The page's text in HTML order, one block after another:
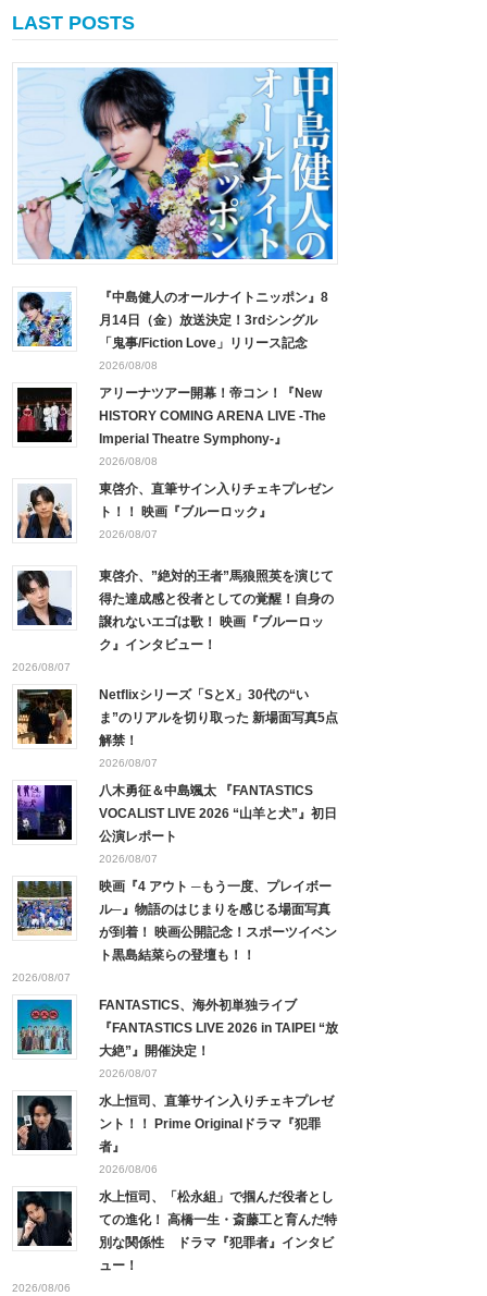
LAST POSTS
『中島健人のオールナイトニッポン』8
月14日（金）放送決定！3rdシングル
「鬼事/Fiction Love」リリース記念
2026/08/08
アリーナツアー開幕！帝コン！『New
HISTORY COMING ARENA LIVE -The
Imperial Theatre Symphony-』
2026/08/08
東啓介、直筆サイン入りチェキプレゼン
ト！！ 映画『ブルーロック』
2026/08/07
東啓介、”絶対的王者”馬狼照英を演じて
得た達成感と役者としての覚醒！自身の
譲れないエゴは歌！ 映画『ブルーロッ
ク』インタビュー！
2026/08/07
Netflixシリーズ「SとX」30代の“い
ま”のリアルを切り取った 新場面写真5点
解禁！
2026/08/07
八木勇征＆中島颯太 『FANTASTICS
VOCALIST LIVE 2026 “山羊と犬”』初日
公演レポート
2026/08/07
映画『4 アウト ─もう一度、プレイボー
ル─』物語のはじまりを感じる場面写真
が到着！ 映画公開記念！スポーツイベン
ト黒島結菜らの登壇も！！
2026/08/07
FANTASTICS、海外初単独ライブ
『FANTASTICS LIVE 2026 in TAIPEI “放
大絶”』開催決定！
2026/08/07
水上恒司、直筆サイン入りチェキプレゼ
ント！！ Prime Originalドラマ『犯罪
者』
2026/08/06
水上恒司、「松永組」で掴んだ役者とし
ての進化！ 高橋一生・斎藤工と育んだ特
別な関係性 ドラマ『犯罪者』インタビ
ュー！
2026/08/06